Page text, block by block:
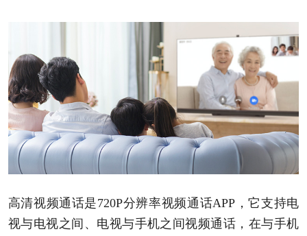
高清视频通话是720P分辨率视频通话APP，它支持电
视与电视之间、电视与手机之间视频通话，在与手机